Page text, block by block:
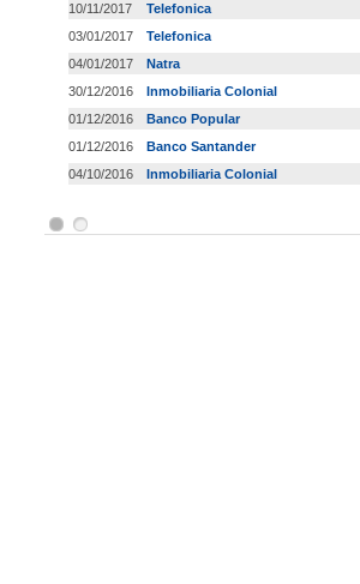
10/11/2017
Telefonica
03/01/2017
Telefonica
04/01/2017
Natra
30/12/2016
Inmobiliaria Colonial
01/12/2016
Banco Popular
01/12/2016
Banco Santander
04/10/2016
Inmobiliaria Colonial